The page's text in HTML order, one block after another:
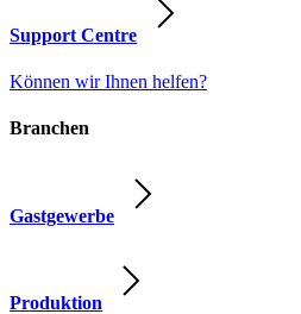
Support Centre
Können wir Ihnen helfen?
Branchen
Gastgewerbe
Produktion